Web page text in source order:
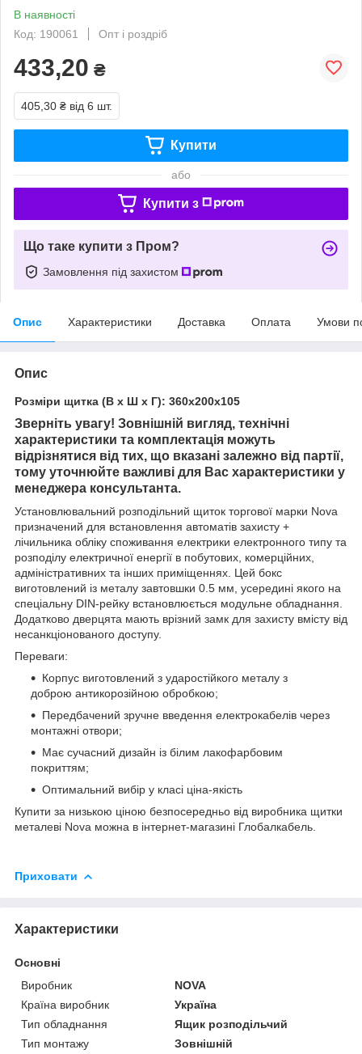
В наявності
Код: 190061
Опт і роздріб
433,20 ₴
405,30 ₴ від 6 шт.
Купити
або
Купити з
Що таке купити з Пром?
Замовлення під захистом
Опис Характеристики Доставка Оплата Умови
Опис
Розміри щитка (В х Ш х Г): 360х200х105
Зверніть увагу! Зовнішній вигляд, технічні
характеристики та комплектація можуть
відрізнятися від тих, що вказані залежно від партії,
тому уточнюйте важливі для Вас характеристики у
менеджера консультанта.
Установлювальний розподільний щиток торгової марки Nova
призначений для встановлення автоматів захисту +
лічильника обліку споживання електрики електронного типу та
розподілу електричної енергії в побутових, комерційних,
адміністративних та інших приміщеннях. Цей бокс
виготовлений із металу завтовшки 0.5 мм, усередині якого на
спеціальну DIN-рейку встановлюється модульне обладнання.
Додатково дверцята мають врізний замк для захисту вмісту від
несанкціонованого доступу.
Переваги:
Корпус виготовлений з ударостійкого металу з
доброю антикорозійною обробкою;
Передбачений зручне введення електрокабелів через
монтажні отвори;
Має сучасний дизайн із білим лакофарбовим
покриттям;
Оптимальний вибір у класі ціна-якість
Купити за низькою ціною безпосередньо від виробника щитки
металеві Nova можна в інтернет-магазині Глобалкабель.
Приховати
Характеристики
Основні
Виробник
NOVA
Країна виробник
Україна
Тип обладнання
Ящик розподільчий
Тип монтажу
Зовнішній